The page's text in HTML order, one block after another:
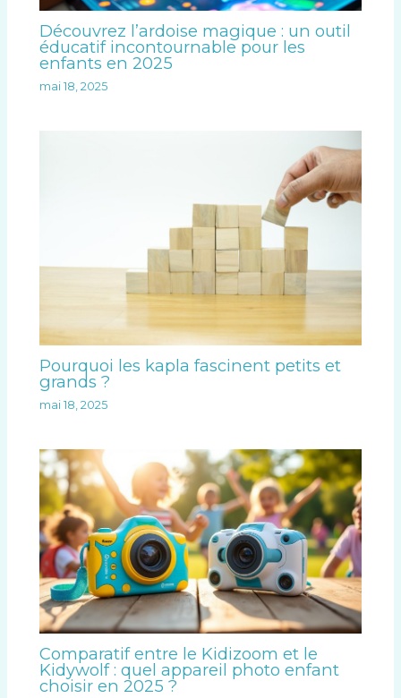
Découvrez l’ardoise magique : un outil
éducatif incontournable pour les
enfants en 2025
mai 18, 2025
Pourquoi les kapla fascinent petits et
grands ?
mai 18, 2025
Comparatif entre le Kidizoom et le
Kidywolf : quel appareil photo enfant
choisir en 2025 ?